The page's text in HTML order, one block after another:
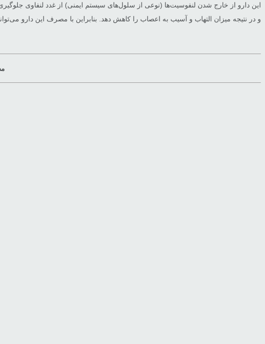
این دارو از خارج شدن لنفوسیت‌ها (نوعی از سلول‌های سیستم ایمنی) از غدد لنفاوی
و در نتیجه میزان التهاب و آسیب به اعصاب را کاهش دهد. بنابراین با مصرف این دارو